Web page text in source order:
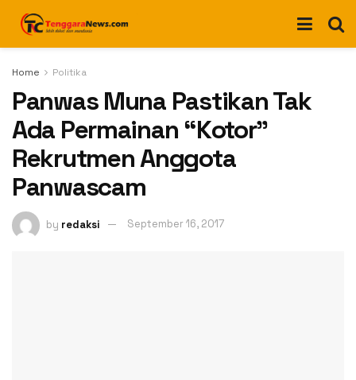
Home Politika
Panwas Muna Pastikan Tak
Ada Permainan “Kotor”
Rekrutmen Anggota
Panwascam
by redaksi September 16, 2017